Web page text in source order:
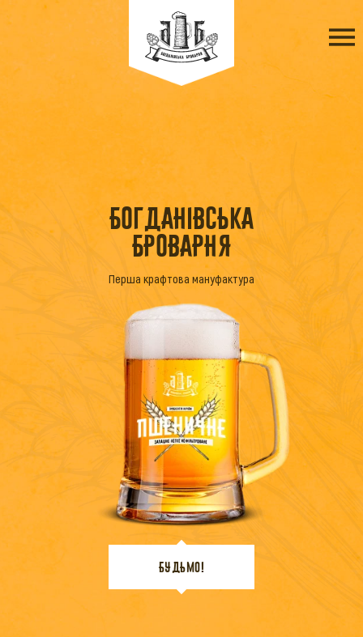
БОГДАНІВСЬКА
БРОВАРНЯ
Перша крафтова мануфактура
БУДЬМО!